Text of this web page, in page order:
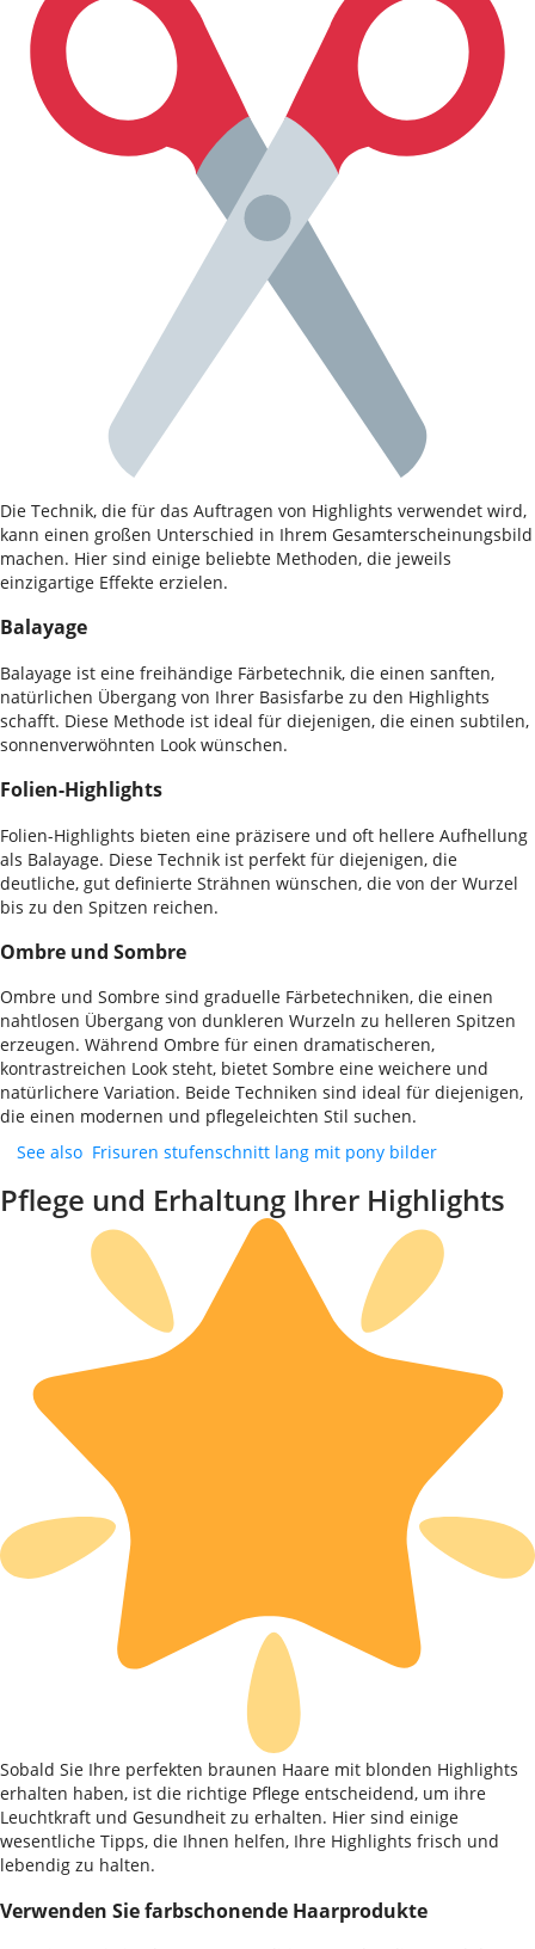
Die Technik, die für das Auftragen von Highlights verwendet wird,
kann einen großen Unterschied in Ihrem Gesamterscheinungsbild
machen. Hier sind einige beliebte Methoden, die jeweils
einzigartige Effekte erzielen.
Balayage
Balayage ist eine freihändige Färbetechnik, die einen sanften,
natürlichen Übergang von Ihrer Basisfarbe zu den Highlights
schafft. Diese Methode ist ideal für diejenigen, die einen subtilen,
sonnenverwöhnten Look wünschen.
Folien-Highlights
Folien-Highlights bieten eine präzisere und oft hellere Aufhellung
als Balayage. Diese Technik ist perfekt für diejenigen, die
deutliche, gut definierte Strähnen wünschen, die von der Wurzel
bis zu den Spitzen reichen.
Ombre und Sombre
Ombre und Sombre sind graduelle Färbetechniken, die einen
nahtlosen Übergang von dunkleren Wurzeln zu helleren Spitzen
erzeugen. Während Ombre für einen dramatischeren,
kontrastreichen Look steht, bietet Sombre eine weichere und
natürlichere Variation. Beide Techniken sind ideal für diejenigen,
die einen modernen und pflegeleichten Stil suchen.
See also Frisuren stufenschnitt lang mit pony bilder
Pflege und Erhaltung Ihrer Highlights
Sobald Sie Ihre perfekten braunen Haare mit blonden Highlights
erhalten haben, ist die richtige Pflege entscheidend, um ihre
Leuchtkraft und Gesundheit zu erhalten. Hier sind einige
wesentliche Tipps, die Ihnen helfen, Ihre Highlights frisch und
lebendig zu halten.
Verwenden Sie farbschonende Haarprodukte